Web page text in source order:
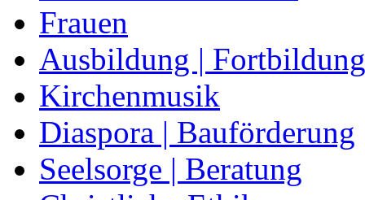
Frauen
Ausbildung | Fortbildung
Kirchenmusik
Diaspora | Bauförderung
Seelsorge | Beratung